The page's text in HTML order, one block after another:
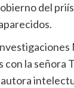
del
la señora